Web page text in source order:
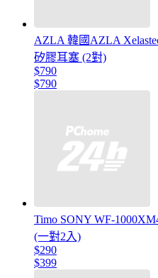
AZLA 韓國AZLA
矽膠耳塞 (2對)
$790
$790
Timo SONY WF-
(一對2入)
$290
$399